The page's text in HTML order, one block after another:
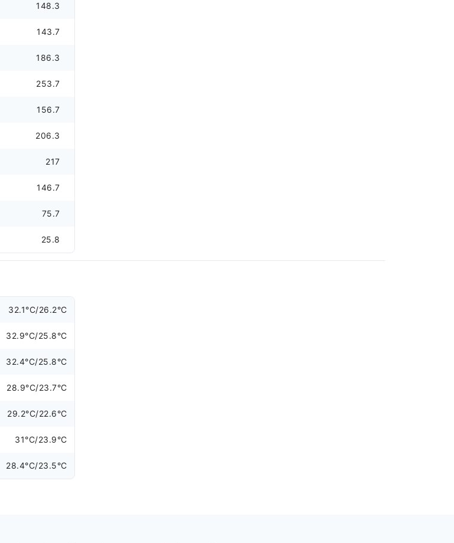
148.3
143.7
186.3
253.7
156.7
206.3
217
146.7
75.7
25.8
32.1°C/26.2°C
32.9°C/25.8°C
32.4°C/25.8°C
28.9°C/23.7°C
29.2°C/22.6°C
31°C/23.9°C
28.4°C/23.5°C